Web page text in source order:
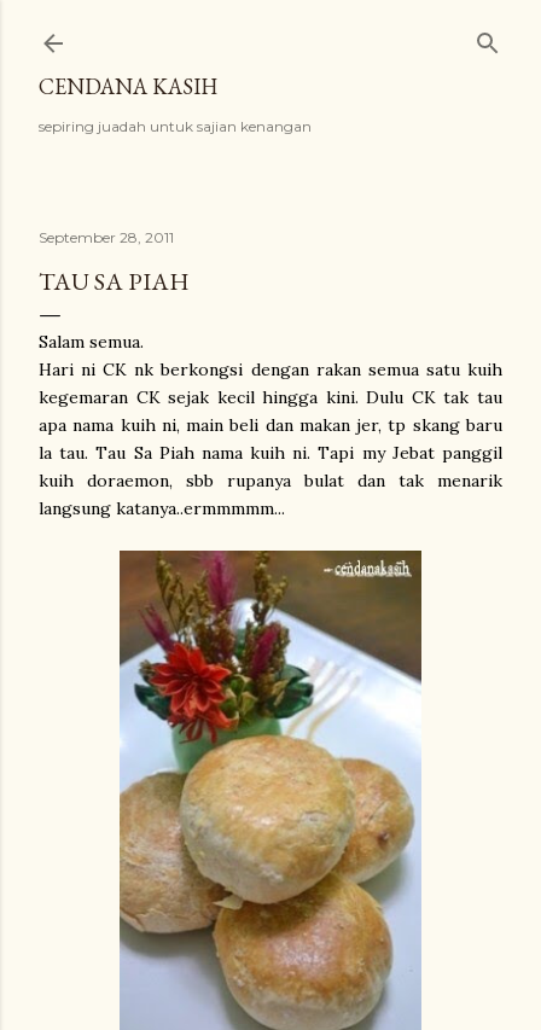
CENDANA KASIH
sepiring juadah untuk sajian kenangan
September 28, 2011
TAU SA PIAH
Salam semua.
Hari ni CK nk berkongsi dengan rakan semua satu kuih
kegemaran CK sejak kecil hingga kini. Dulu CK tak tau
apa nama kuih ni, main beli dan makan jer, tp skang baru
la tau. Tau Sa Piah nama kuih ni. Tapi my Jebat panggil
kuih doraemon, sbb rupanya bulat dan tak menarik
langsung katanya..ermmmmm...